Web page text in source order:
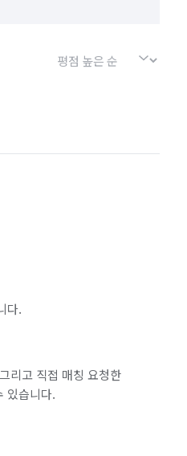
다.
리고 직접 매칭 요청한
있습니다.